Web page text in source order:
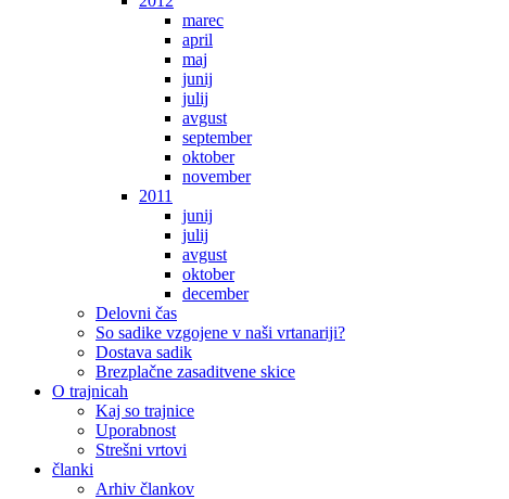
marec
april
maj
junij
julij
avgust
september
oktober
november
2011
junij
julij
avgust
oktober
december
Delovni čas
So sadike vzgojene v naši vrtanariji?
Dostava sadik
Brezplačne zasaditvene skice
O trajnicah
Kaj so trajnice
Uporabnost
Strešni vrtovi
članki
Arhiv člankov